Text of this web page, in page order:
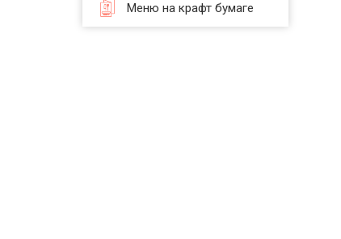
Меню на крафт бумаге